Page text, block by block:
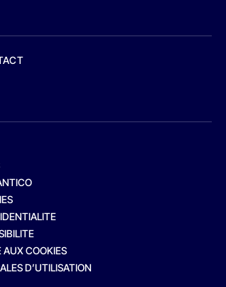
AUX COOKIES
D’UTILISATION